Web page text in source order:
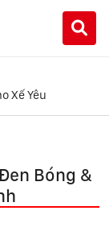
Xế Yêu
Bóng &